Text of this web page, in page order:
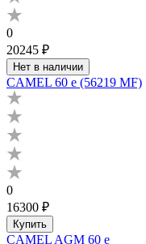
0
20245 ₽
Нет в наличии
CAMEL 60 е (56219 MF)
0
16300 ₽
Купить
CAMEL AGM 60 е